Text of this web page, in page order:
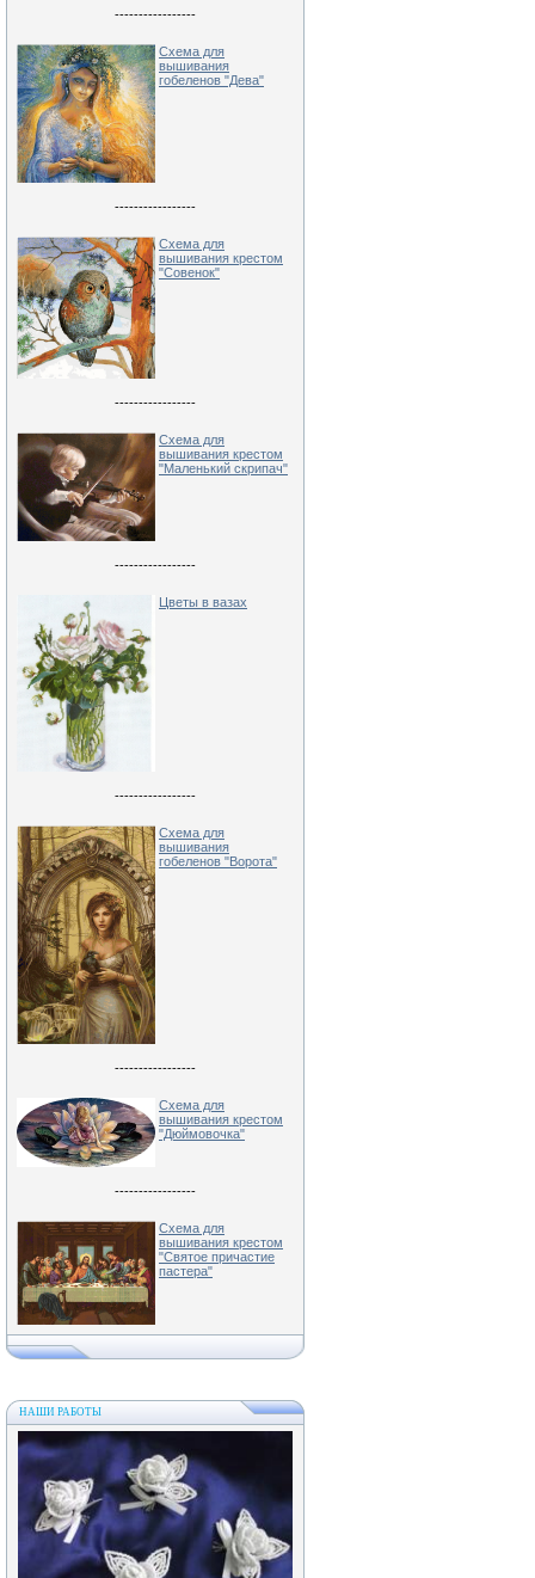
-----------------
Схема для
вышивания
гобеленов "Дева"
-----------------
Схема для
вышивания крестом
"Совенок"
-----------------
Схема для
вышивания крестом
"Маленький скрипач"
-----------------
Цветы в вазах
-----------------
Схема для
вышивания
гобеленов "Ворота"
-----------------
Схема для
вышивания крестом
"Дюймовочка"
-----------------
Схема для
вышивания крестом
"Святое причастие
пастера"
НАШИ РАБОТЫ